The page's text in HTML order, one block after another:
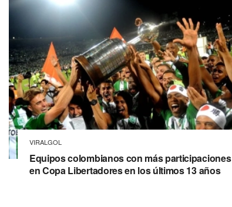
VIRALGOL
Equipos colombianos con más participaciones
en Copa Libertadores en los últimos 13 años